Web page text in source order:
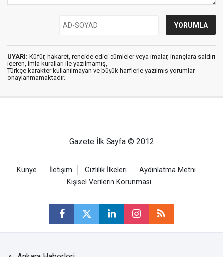
UYARI: Küfür, hakaret, rencide edici cümleler veya imalar, inançlara saldırı
içeren, imla kuralları ile yazılmamış,
Türkçe karakter kullanılmayan ve büyük harflerle yazılmış yorumlar
onaylanmamaktadır.
Gazete İlk Sayfa © 2012
Künye İletişim Gizlilik İlkeleri
Aydınlatma Metni
Kişisel Verilerin Korunması